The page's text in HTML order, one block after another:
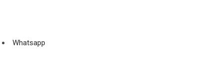
Whatsapp